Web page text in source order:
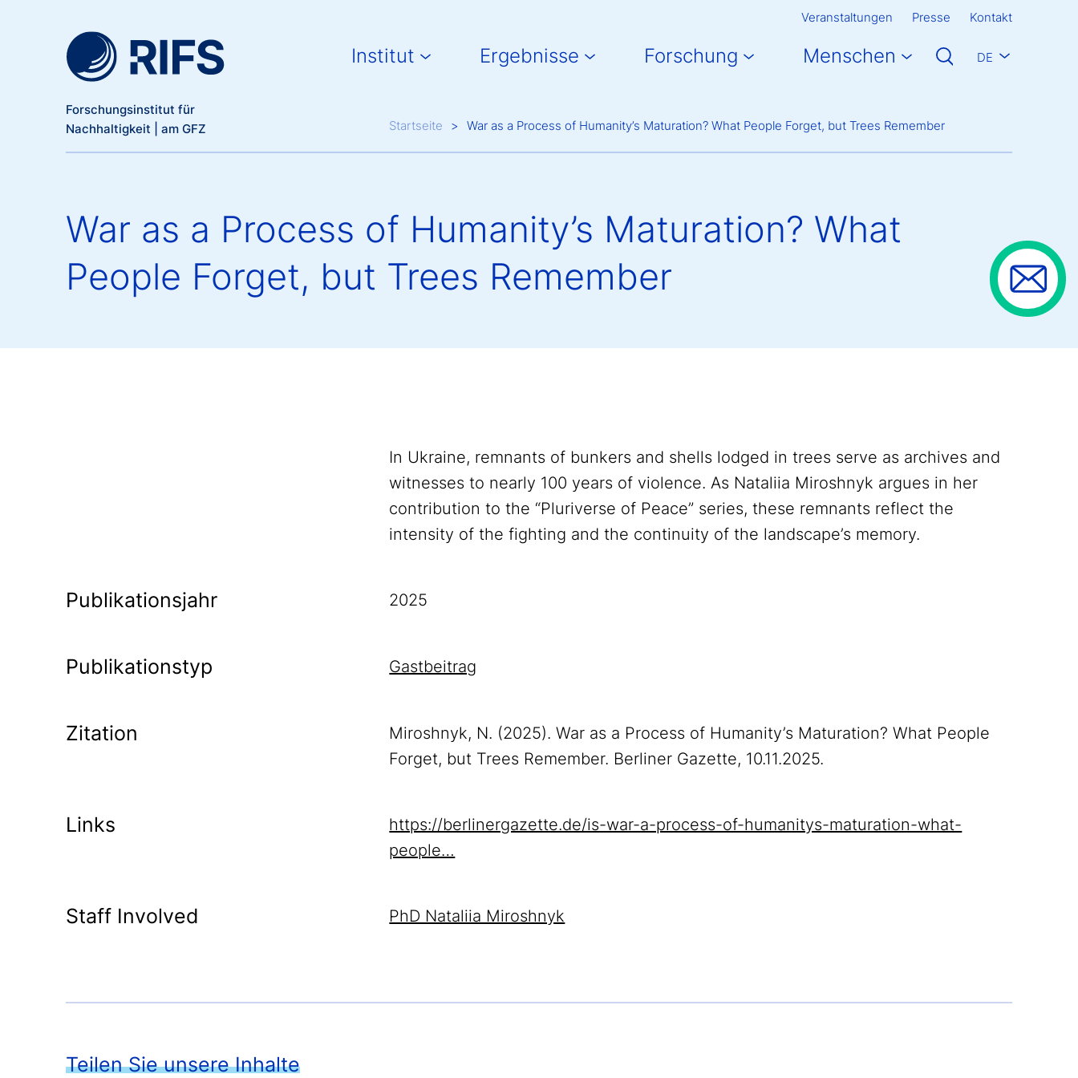
Veranstaltungen Presse Kontakt
Institut Ergebnisse Forschung Menschen DE
Forschungsinstitut für
Nachhaltigkeit | am GFZ
Breadcrumb
Startseite War as a Process of Humanity’s Maturation? What People Forget, but Trees Remember
War as a Process of Humanity’s Maturation? What
People Forget, but Trees Remember
In Ukraine, remnants of bunkers and shells lodged in trees serve as archives and
witnesses to nearly 100 years of violence. As Nataliia Miroshnyk argues in her
contribution to the “Pluriverse of Peace” series, these remnants reflect the
intensity of the fighting and the continuity of the landscape’s memory.
Publikationsjahr 2025
Publikationstyp Gastbeitrag
Zitation
Miroshnyk, N. (2025). War as a Process of Humanity’s Maturation? What People
Forget, but Trees Remember. Berliner Gazette, 10.11.2025.
Links
https://berlinergazette.de/is-war-a-process-of-humanitys-maturation-what-
people…
Staff Involved PhD Nataliia Miroshnyk
Teilen Sie unsere Inhalte